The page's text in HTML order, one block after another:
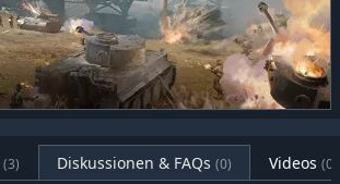
(3) Diskussionen & FAQs (0) Videos (0)